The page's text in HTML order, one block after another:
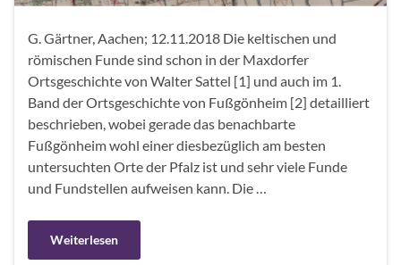
G. Gärtner, Aachen; 12.11.2018 Die keltischen und
römischen Funde sind schon in der Maxdorfer
Ortsgeschichte von Walter Sattel [1] und auch im 1.
Band der Ortsgeschichte von Fußgönheim [2] detailliert
beschrieben, wobei gerade das benachbarte
Fußgönheim wohl einer diesbezüglich am besten
untersuchten Orte der Pfalz ist und sehr viele Funde
und Fundstellen aufweisen kann. Die …
Weiterlesen